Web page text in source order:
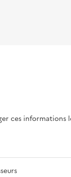
ces informations